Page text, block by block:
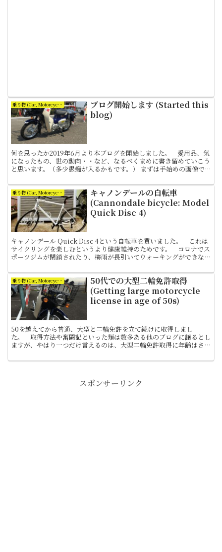
乗り物 (Car, Motorcycle and Bicycle)
ブログ開始します (Started this
blog)
何を思ったか2019年6月より本ブログを開始しました。 愛用品、気
になったもの、世の動向・・など、なるべくまめに書き留めていこう
と思います。（多少愚痴が入るかもです。） まずは手始めの画像で
乗り物 (Car, Motorcycle and Bicycle)
キャノンデールの自転車
(Cannondale bicycle: Model
Quick Disc 4)
キャノンデール Quick Disc 4という自転車を買いました。 これは
サイクリングを楽しむというより健康維持のためです。 コロナでス
ポーツジムが閉鎖されたり、梅雨が長引いてウォーキングができなか
乗り物 (Car, Motorcycle and Bicycle)
50代での大型二輪免許取得
(Getting large motorcycle
license in age of 50s)
50を越えてから普通、大型と二輪免許を立て続けに取得しまし
た。 取得方法や奮闘記といった類は数多ある他のブログに譲るとし
ますが、やはり一つだけ言えるのは、大型二輪免許取得に年齢はさほ
スポンサーリンク